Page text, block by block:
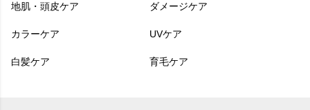
地肌・頭皮ケア ダメージケア
カラーケア UVケア
白髪ケア 育毛ケア